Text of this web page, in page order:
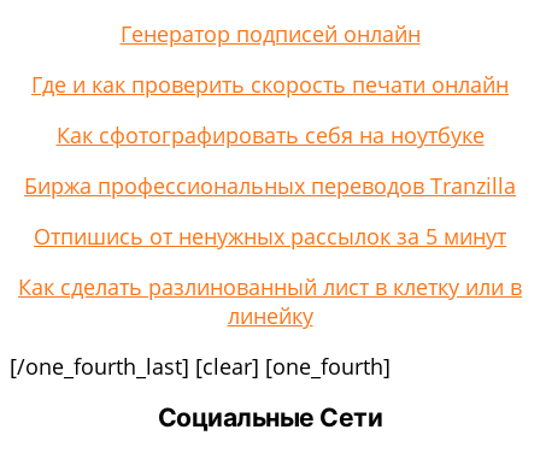
Генератор подписей онлайн
Где и как проверить скорость печати онлайн
Как сфотографировать себя на ноутбуке
Биржа профессиональных переводов Tranzilla
Отпишись от ненужных рассылок за 5 минут
Как сделать разлинованный лист в клетку или в
линейку
[/one_fourth_last] [clear] [one_fourth]
Социальные Сети